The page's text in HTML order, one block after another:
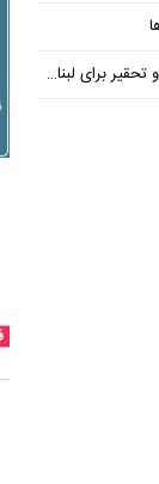
برای لبنان ندارد